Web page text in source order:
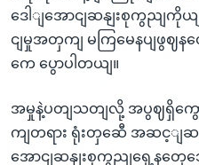
ဒေါျအောငျဆနျးစုကွညျကို
ငျမှုအတှကျ မကြမေနပျဖွဈန
ကေ ပွောပါတယျ။
အမှုနဲ့ပတျသတျလို့ အပွဈရှိကွော
ကျတရား ရုံးတှဆေီ အဆင့ျဆ
အောငျဆနျးစုကွညျရှေ့နတှ